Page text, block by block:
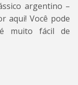
argentino –
aqui! Você pode
muito fácil de